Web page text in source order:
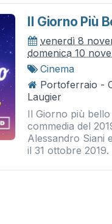
Il Giorno Più
venerdì 8
domenica 10
Cinema
Portoferraio -
Laugier
Il Giorno più
commedia del
Alessandro Siani
il 31 ottobre 2019.